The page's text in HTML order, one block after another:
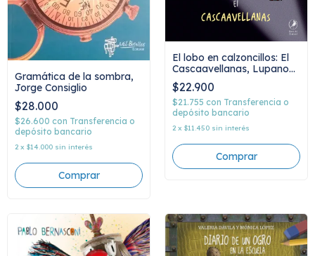
Gramática de la sombra,
Jorge Consiglio
$28.000
$26.600 con Transferencia o
depósito bancario
2 x $14.000 sin interés
El lobo en calzoncillos: El
Cascaavellanas, Lupano
Itoiz
$22.900
$21.755 con Transferencia o
depósito bancario
2 x $11.450 sin interés